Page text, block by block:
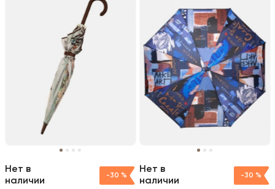
-30 %
Нет в
наличии
-30 %
Нет в
наличии